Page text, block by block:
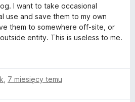
I want to take occasional
use and save them to my own
them to somewhere off-site, or
entity. This is useless to me.
7 miesięcy temu